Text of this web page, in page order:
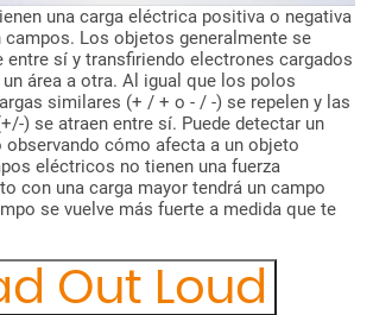
una carga eléctrica positiva o negativa
campos. Los objetos generalmente se
entre sí y transfiriendo electrones cargados
un área a otra. Al igual que los polos
similares (+ / + o - / -) se repelen y las
) se atraen entre sí. Puede detectar un
observando cómo afecta a un objeto
eléctricos no tienen una fuerza
con una carga mayor tendrá un campo
se vuelve más fuerte a medida que te
Out Loud